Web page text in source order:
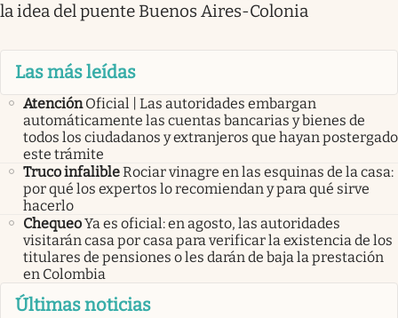
la idea del puente Buenos Aires-Colonia
Las más leídas
Atención Oficial | Las autoridades embargan
automáticamente las cuentas bancarias y bienes de
todos los ciudadanos y extranjeros que hayan postergado
este trámite
Truco infalibleRociar vinagre en las esquinas de la casa:
por qué los expertos lo recomiendan y para qué sirve
hacerlo
ChequeoYa es oficial: en agosto, las autoridades
visitarán casa por casa para verificar la existencia de los
titulares de pensiones o les darán de baja la prestación
en Colombia
Últimas noticias